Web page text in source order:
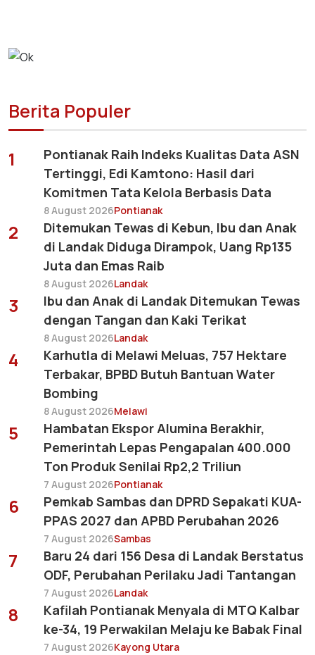
Berita Populer
1
Pontianak Raih Indeks Kualitas Data ASN
Tertinggi, Edi Kamtono: Hasil dari
Komitmen Tata Kelola Berbasis Data
8 August 2026Pontianak
2
Ditemukan Tewas di Kebun, Ibu dan Anak
di Landak Diduga Dirampok, Uang Rp135
Juta dan Emas Raib
8 August 2026Landak
3
Ibu dan Anak di Landak Ditemukan Tewas
dengan Tangan dan Kaki Terikat
8 August 2026Landak
4
Karhutla di Melawi Meluas, 757 Hektare
Terbakar, BPBD Butuh Bantuan Water
Bombing
8 August 2026Melawi
5
Hambatan Ekspor Alumina Berakhir,
Pemerintah Lepas Pengapalan 400.000
Ton Produk Senilai Rp2,2 Triliun
7 August 2026Pontianak
6
Pemkab Sambas dan DPRD Sepakati KUA-
PPAS 2027 dan APBD Perubahan 2026
7 August 2026Sambas
7
Baru 24 dari 156 Desa di Landak Berstatus
ODF, Perubahan Perilaku Jadi Tantangan
7 August 2026Landak
8
Kafilah Pontianak Menyala di MTQ Kalbar
ke-34, 19 Perwakilan Melaju ke Babak Final
7 August 2026Kayong Utara